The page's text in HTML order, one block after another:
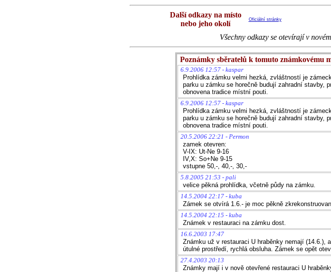
Další odkazy na místo
nebo jeho okolí
Oficiální stránky
Všechny odkazy se otevírají v
Poznámky sběratelů k tomuto známkovému
6.9.2006 12:57 - kaspar
Prohlídka zámku velmi hezká, zvláštností je
parku u zámku se horečně budují zahradní stavby,
obnovena tradice místní pouti.
6.9.2006 12:57 - kaspar
Prohlídka zámku velmi hezká, zvláštností je
parku u zámku se horečně budují zahradní stavby,
obnovena tradice místní pouti.
20.5.2006 22:21 - Permon
zamek otevren:
V-IX: Ut-Ne 9-16
IV,X: So+Ne 9-15
vstupne 50,-, 40,-, 30,-
5.8.2005 21:53 - pali
velice pěkná prohlídka, včetně půdy na zámku.
14.5.2004 22:17 - kuba
Zámek se otvírá 1.6.- je moc pěkně
14.5.2004 22:15 - kuba
Známek v restauraci na zámku dost.
16.6.2003 17:47
Známku už v restauraci U hraběnky nemají (14.6.),
útulné prostředí, rychlá obsluha. Zámek se opět
27.4.2003 20:13
Známky mají i v nově otevřené restauraci U